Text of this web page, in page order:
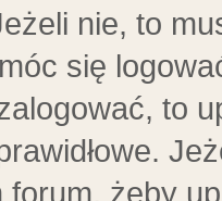
nie, to
się
to
żeby